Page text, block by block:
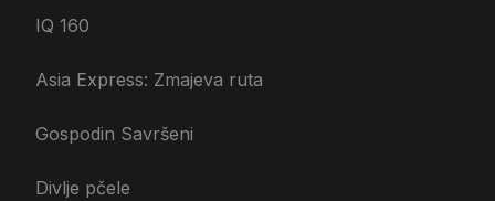
IQ 160
Asia Express: Zmajeva ruta
Gospodin Savršeni
Divlje pčele